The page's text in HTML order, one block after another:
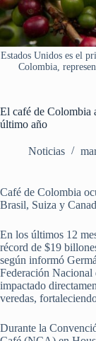
Estados Unidos es el
Colombia,
El café de Colombia
último año
Noticias
Café de Colombia
Brasil, Suiza y
En los últimos 12
récord de $19
según informó
Federación Nacional
impactado
veredas,
Durante la